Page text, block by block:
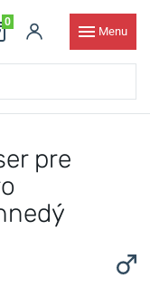
0
Menu
pre